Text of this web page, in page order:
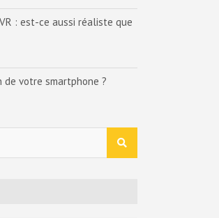
: est-ce aussi réaliste que
de votre smartphone ?